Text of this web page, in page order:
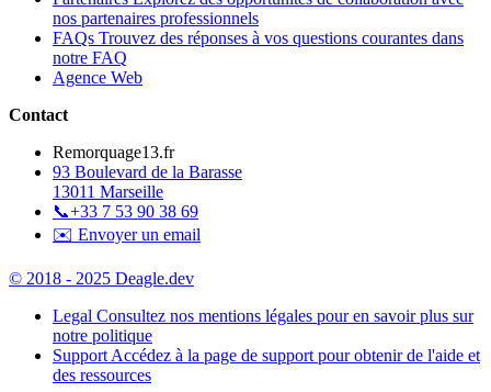
nos partenaires professionnels
FAQs Trouvez des réponses à vos questions courantes dans
notre FAQ
Agence Web
Contact
Remorquage13.fr
93 Boulevard de la Barasse
13011 Marseille
📞+33 7 53 90 38 69
✉️ Envoyer un email
© 2018 - 2025 Deagle.dev
Legal Consultez nos mentions légales pour en savoir plus sur
notre politique
Support Accédez à la page de support pour obtenir de l'aide et
des ressources